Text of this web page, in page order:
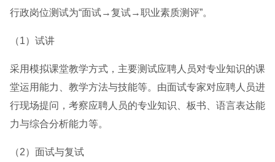
行政岗位测试为“面试→复试→职业素质测评”。
（1）试讲
采用模拟课堂教学方式，主要测试应聘人员对专业知识的课
堂运用能力、教学方法与技能等。由面试专家对应聘人员进
行现场提问，考察应聘人员的专业知识、板书、语言表达能
力与综合分析能力等。
（2）面试与复试